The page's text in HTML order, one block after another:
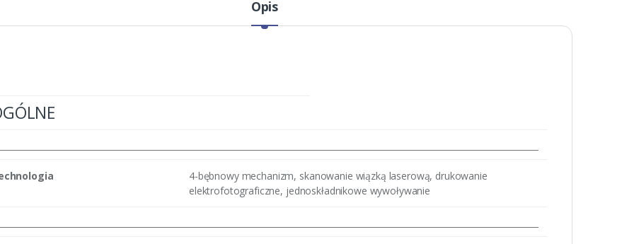
Opis
4-bębnowy mechanizm, skanowanie wiązką laserową, drukowanie
elektrofotograficzne, jednoskładnikowe wywoływanie